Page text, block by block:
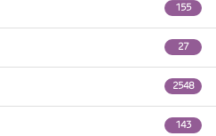
155
27
2548
143